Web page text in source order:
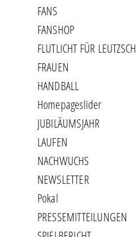
FANS
FANSHOP
FLUTLICHT FÜR LEUTZSCH
FRAUEN
HANDBALL
Homepageslider
JUBILÄUMSJAHR
LAUFEN
NACHWUCHS
NEWSLETTER
Pokal
PRESSEMITTEILUNGEN